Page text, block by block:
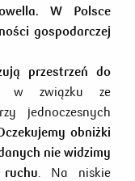
W Polsce
gospodarczej
przestrzeń do
w związku ze
jednoczesnych
obniżki
nie widzimy
. Na niskie